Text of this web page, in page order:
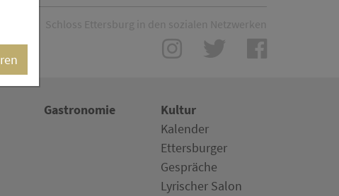
Schloss Ettersburg in den sozialen Netzwerken
Gastronomie
Kultur
Kalender
Ettersburger
Gespräche
Lyrischer Salon